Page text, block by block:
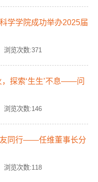
学学院成功举办2025届
览次数:371
，探索‘生生’不息——问
览次数:146
同行——任维董事长分
览次数:118